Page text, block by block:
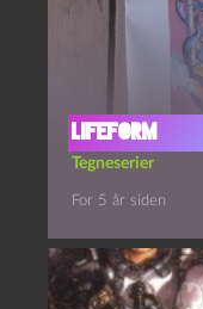
Lifeform
Tegneserier
For 5 år siden